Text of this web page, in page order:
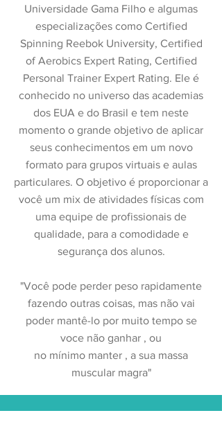
Universidade Gama Filho e algumas
especializações como Certified
Spinning Reebok University, Certified
of Aerobics Expert Rating, Certified
Personal Trainer Expert Rating. Ele é
conhecido no universo das academias
dos EUA e do Brasil e tem neste
momento o grande objetivo de aplicar
seus conhecimentos em um novo
formato para grupos virtuais e aulas
particulares. O objetivo é proporcionar a
você um mix de atividades físicas com
uma equipe de profissionais de
qualidade, para a comodidade e
segurança dos alunos.
"Você pode perder peso rapidamente
fazendo outras coisas, mas não vai
poder mantê-lo por muito tempo se
voce não ganhar , ou
no mínimo manter , a sua massa
muscular magra"